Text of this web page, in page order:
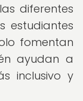
diferentes
estudiantes
fomentan
ayudan a
inclusivo y